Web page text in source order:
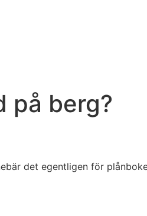
på berg?
det egentligen för